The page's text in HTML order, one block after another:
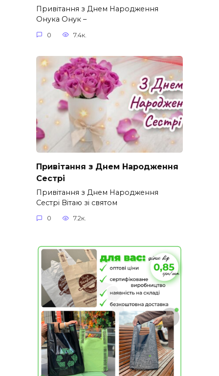
Привітання з Днем Народження
Онука Онук –
0 7.4к.
Привітання з Днем Народження
Сестрі
Привітання з Днем Народження
Сестрі Вітаю зі святом
0 7.2к.